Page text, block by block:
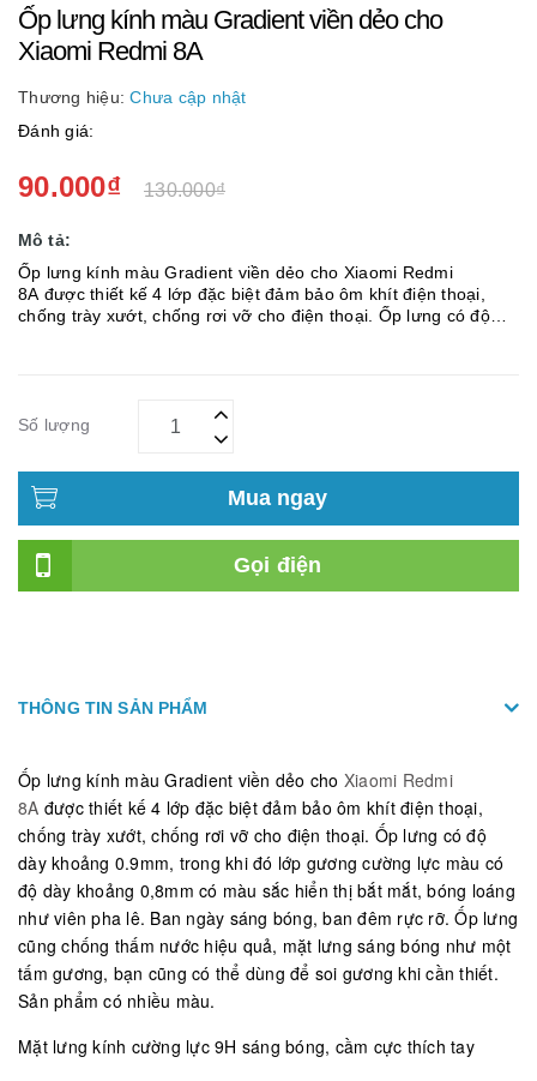
Ốp lưng kính màu Gradient viền dẻo cho
Xiaomi Redmi 8A
Thương hiệu: Chưa cập nhật
Đánh giá:
90.000₫ 130.000₫
Mô tả:
Ốp lưng kính màu Gradient viền dẻo cho Xiaomi Redmi
8A được thiết kế 4 lớp đặc biệt đảm bảo ôm khít điện thoại,
chống trày xướt, chống rơi vỡ cho điện thoại. Ốp lưng có độ
Số lượng
Mua ngay
Gọi điện
THÔNG TIN SẢN PHẨM
Ốp lưng kính màu Gradient viền dẻo cho Xiaomi Redmi
8A được thiết kế 4 lớp đặc biệt đảm bảo ôm khít điện thoại,
chống trày xướt, chống rơi vỡ cho điện thoại. Ốp lưng có độ
dày khoảng 0.9mm, trong khi đó lớp gương cường lực màu có
độ dày khoảng 0,8mm có màu sắc hiển thị bắt mắt, bóng loáng
như viên pha lê. Ban ngày sáng bóng, ban đêm rực rỡ. Ốp lưng
cũng chống thấm nước hiệu quả, mặt lưng sáng bóng như một
tấm gương, bạn cũng có thể dùng để soi gương khi cần thiết.
Sản phẩm có nhiều màu.
Mặt lưng kính cường lực 9H sáng bóng, cầm cực thích tay